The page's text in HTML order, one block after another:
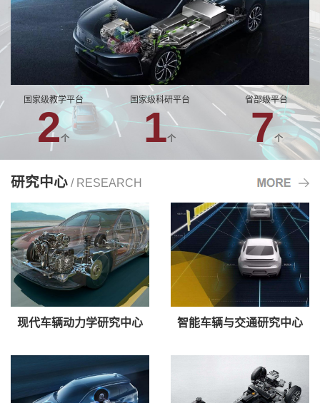
国家级教学平台
2个
国家级科研平台
1个
省部级平台
7个
研究中心 / RESEARCH
现代车辆动力学研究中心 智能车辆与交通研究中心